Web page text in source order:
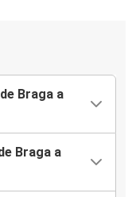
Braga a
Braga a